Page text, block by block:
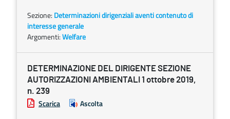
Sezione: Determinazioni dirigenziali aventi contenuto di
interesse generale
Argomenti:Welfare
DETERMINAZIONE DEL DIRIGENTE SEZIONE
AUTORIZZAZIONI AMBIENTALI 1 ottobre 2019,
n. 239
Scarica Ascolta